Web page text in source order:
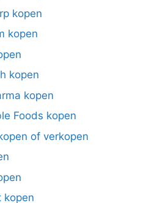
kopen
kopen
kopen
kopen
Foods kopen
of verkopen
kopen